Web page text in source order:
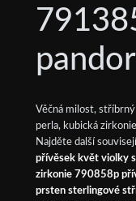
Věčná milost,
perla, kubická zirkonie
Najděte další
přívěsek květ violky
zirkonie 790858p
prsten sterlingové